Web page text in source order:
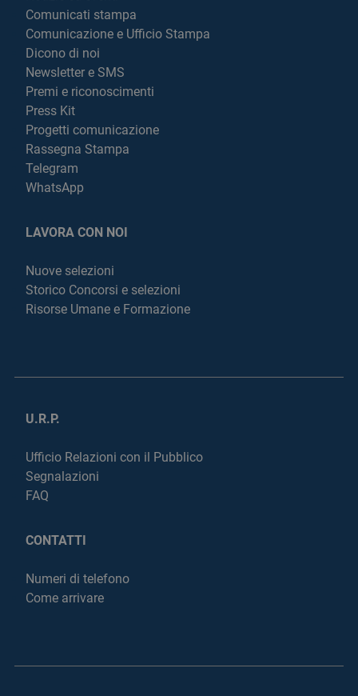
Comunicati stampa
Comunicazione e Ufficio Stampa
Dicono di noi
Newsletter e SMS
Premi e riconoscimenti
Press Kit
Progetti comunicazione
Rassegna Stampa
Telegram
WhatsApp
LAVORA CON NOI
Nuove selezioni
Storico Concorsi e selezioni
Risorse Umane e Formazione
U.R.P.
Ufficio Relazioni con il Pubblico
Segnalazioni
FAQ
CONTATTI
Numeri di telefono
Come arrivare